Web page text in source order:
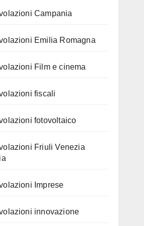
Campania
Emilia Romagna
Film e cinema
fiscali
fotovoltaico
Friuli Venezia
Imprese
innovazione